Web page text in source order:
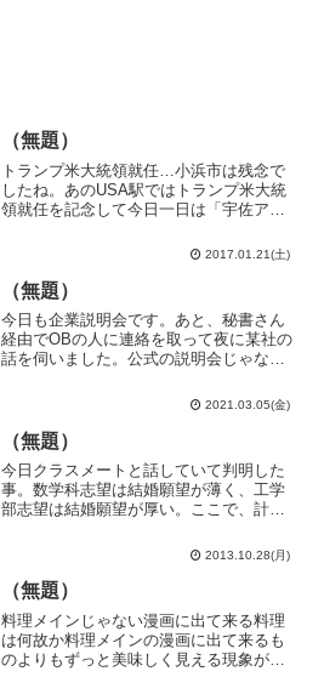
（無題）
トランプ米大統領就任…小浜市は残念で
したね。あのUSA駅ではトランプ米大統
領就任を記念して今日一日は「宇佐アメ
典の映像を見る限りどう見てもイタリア
人のマリオブラザーズが…日本生まれの
キャラクターを使うにし...
2017.01.21(土)
（無題）
今日も企業説明会です。あと、秘書さん
経由でOBの人に連絡を取って夜に某社の
話を伺いました。公式の説明会じゃない
ぎて「うちはそんなにオススメじゃない
よ」と言われてしまいました。ある意味
で凄く有益な情報ではあ...
2021.03.05(金)
（無題）
今日クラスメートと話していて判明した
事。数学科志望は結婚願望が薄く、工学
部志望は結婚願望が厚い。ここで、計算
量は0であるとされる。よって、上の文の
情報量は0である。 Q.E.D.しかし、東大
生の女子を見て...
2013.10.28(月)
（無題）
料理メインじゃない漫画に出て来る料理
は何故か料理メインの漫画に出て来るも
のよりもずっと美味しく見える現象があ